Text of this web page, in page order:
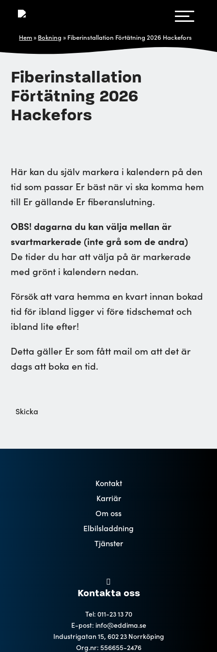
Hem» Bokning » Fiberinstallation Förtätning 2026 Hackefors
Fiberinstallation
Förtätning 2026
Hackefors
Här kan du själv markera i kalendern på den
tid som passar Er bäst när vi ska komma hem
till Er gällande Er fiberanslutning.
OBS! dagarna du kan välja mellan är
svartmarkerade (inte grå som de andra)
De tider du har att välja på är markerade
med grönt i kalendern nedan.
Försök att vara hemma en kvart innan bokad
tid för ibland ligger vi före tidschemat och
ibland lite efter!
Detta gäller Er som fått mail om att det är
dags att boka en tid.
Skicka
Kontakt
Karriär
Om oss
Elbilsladdning
Tjänster
Kontakta oss
Tel: 011-23 13 70
E-post: info@eddima.se
Industrigatan 15, 602 23 Norrköping
Org.nr: 556655-2476